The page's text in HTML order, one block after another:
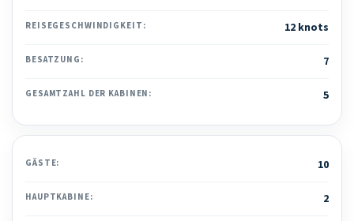
REISEGESCHWINDIGKEIT: 12 knots
BESATZUNG: 7
GESAMTZAHL DER KABINEN: 5
GÄSTE: 10
HAUPTKABINE: 2